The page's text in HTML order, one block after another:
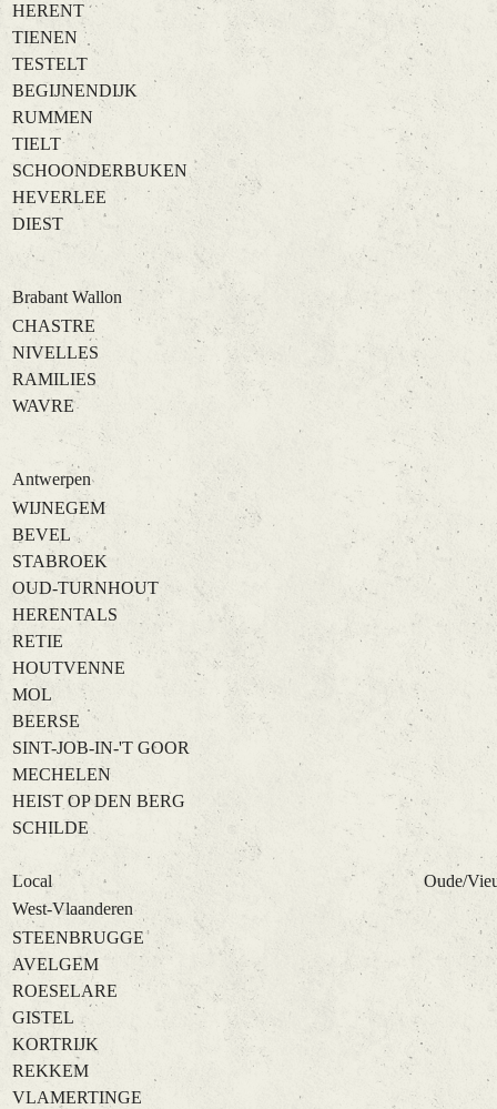
HERENT
TIENEN
TESTELT
BEGIJNENDIJK
RUMMEN
TIELT
SCHOONDERBUKEN
HEVERLEE
DIEST
Brabant Wallon
CHASTRE
NIVELLES
RAMILIES
WAVRE
Antwerpen
WIJNEGEM
BEVEL
STABROEK
OUD-TURNHOUT
HERENTALS
RETIE
HOUTVENNE
MOL
BEERSE
SINT-JOB-IN-'T GOOR
MECHELEN
HEIST OP DEN BERG
SCHILDE
Local
Oude/
West-Vlaanderen
STEENBRUGGE
AVELGEM
ROESELARE
GISTEL
KORTRIJK
REKKEM
VLAMERTINGE